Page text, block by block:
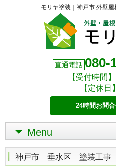
モリヤ塗装｜神戸市 外壁
直通電話 080-
【受付時間
【定休日
24時間お問
Menu
神戸市 垂水区 塗装工